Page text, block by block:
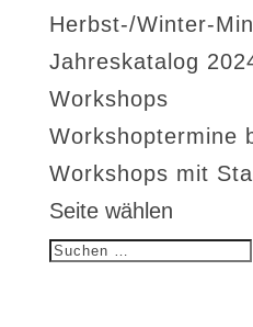
Herbst-/Winter-
Jahreskatalog
Workshops
Workshoptermine
Workshops mit
Seite wählen